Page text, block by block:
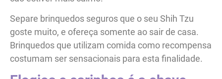
Separe brinquedos seguros que o seu Shih Tzu
goste muito, e ofereça somente ao sair de casa.
Brinquedos que utilizam comida como recompensa
costumam ser sensacionais para esta finalidade.